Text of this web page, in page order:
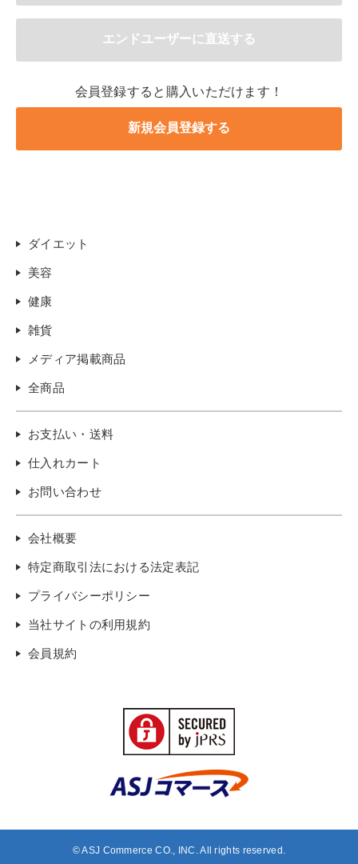
会員登録すると購入いただけます！
ダイエット
美容
健康
雑貨
メディア掲載商品
全商品
お支払い・送料
仕入れカート
お問い合わせ
会社概要
特定商取引法における法定表記
プライバシーポリシー
当社サイトの利用規約
会員規約
© ASJ Commerce CO., INC. All rights reserved.